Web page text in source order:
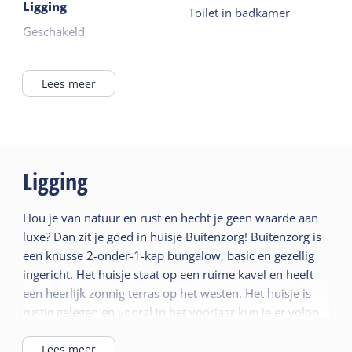
zijn door een schutting afgeschermd. De percelen
zijn met een heg van elkaar gescheiden. Rondom
zon of schaduw.
Achter het huisje is een kleine berging voor de fiets
Ligging
Geschakeld
Algemeen
grond
Centrale verwarming
Rookvrij
Wifi privé
Lees meer
Toilet in badkamer
Lees meer
Buiten
Fietsberging afsluitbaar
Eigen parkeerplaats
Lees meer
Ligging
Hou je van natuur en rust en hecht je geen waarde aan
luxe? Dan zit je goed in huisje Buitenzorg! Buitenzorg is
een knusse 2-onder-1-kap bungalow, basic en gezellig
ingericht. Het huisje staat op een ruime kavel en heeft
een heerlijk zonnig terras op het westen. Het huisje is
rustig gelegen en vooral in het voorjaar kun je er volop